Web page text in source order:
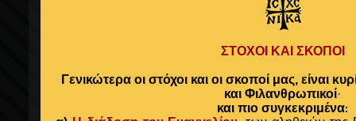
ΣΤΟΧΟΙ ΚΑΙ ΣΚΟΠΟΙ
Γενικώτερα οι στόχοι και οι σκοποί μας, είναι
και Φιλανθρωπικοί·
και πιο συγκεκριμένα: